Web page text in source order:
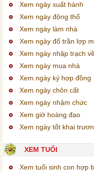
Xem ngày xuất hành
Xem ngày động thổ
Xem ngày làm nhà
Xem ngày đổ trần lợp
Xem ngày nhập trạch
Xem ngày mua nhà
Xem ngày ký hợp đồng
Xem ngày chôn cất
Xem ngày nhậm chức
Xem giờ hoàng đạo
Xem ngày tốt khai
XEM TUỔI
Xem tuổi sinh con hợp